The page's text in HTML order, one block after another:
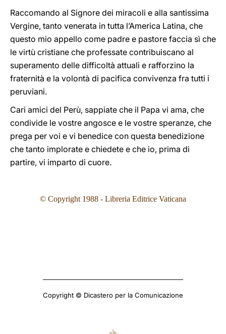
Raccomando al Signore dei miracoli e alla santissima
Vergine, tanto venerata in tutta l’America Latina, che
questo mio appello come padre e pastore faccia sì che
le virtù cristiane che professate contribuiscano al
superamento delle difficoltà attuali e rafforzino la
fraternità e la volontà di pacifica convivenza fra tutti i
peruviani.
Cari amici del Perù, sappiate che il Papa vi ama, che
condivide le vostre angosce e le vostre speranze, che
prega per voi e vi benedice con questa benedizione
che tanto implorate e chiedete e che io, prima di
partire, vi imparto di cuore.
© Copyright 1988 - Libreria Editrice Vaticana
Copyright © Dicastero per la Comunicazione